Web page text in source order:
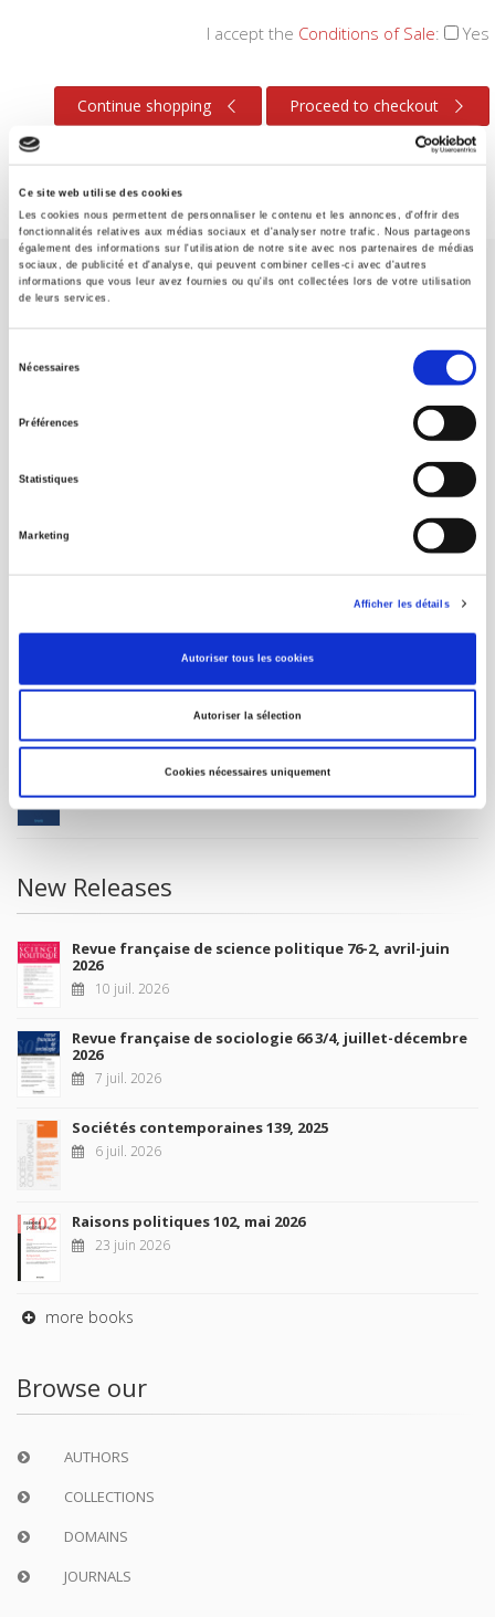
Ce site web utilise des cookies
Les cookies nous permettent de personnaliser le contenu et les annonces, d'offrir des
fonctionnalités relatives aux médias sociaux et d'analyser notre trafic. Nous partageons
également des informations sur l'utilisation de notre site avec nos partenaires de médias
sociaux, de publicité et d'analyse, qui peuvent combiner celles-ci avec d'autres
informations que vous leur avez fournies ou qu'ils ont collectées lors de votre utilisation
de leurs services.
Nécessaires
Préférences
Statistiques
Marketing
Afficher les détails
Autoriser tous les cookies
Autoriser la sélection
Cookies nécessaires uniquement
I accept the Conditions of Sale: Yes
Continue shopping Proceed to checkout
SCIENCES PO UNIVERSITY PRESS has a threefold role: to publish
help public and political debate.
FOREIGN RIGHTS
MY ACCOUNT
Future Releases
La France et l'Union européenne
4 sept. 2026
New Releases
Revue française de science politique 76-2, avril-juin
2026
10 juil. 2026
Revue française de sociologie 66 3/4, juillet-décembre
2026
7 juil. 2026
Sociétés contemporaines 139, 2025
6 juil. 2026
Raisons politiques 102, mai 2026
23 juin 2026
more books
Browse our
AUTHORS
COLLECTIONS
DOMAINS
JOURNALS